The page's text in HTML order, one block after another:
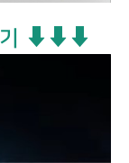
기 ⬇⬇⬇